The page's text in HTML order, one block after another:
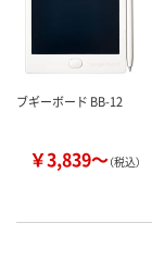
ブギーボード BB-12
￥3,839～（税込）